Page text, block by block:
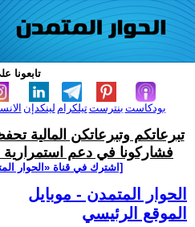
تابعونا
لينكدإن تيلكرامبنترست بودكاست
تبرعاتكم وتبرعاتكن المالية
فشاركونا في دعم استمرارية
[اشترك في قناة ‫«الحوار
الحوار المتمدن - موبايل
الموقع الرئيسي